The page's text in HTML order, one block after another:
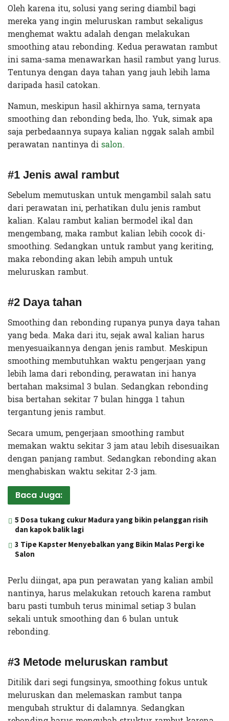
Oleh karena itu, solusi yang sering diambil bagi
mereka yang ingin meluruskan rambut sekaligus
menghemat waktu adalah dengan melakukan
smoothing atau rebonding. Kedua perawatan rambut
ini sama-sama menawarkan hasil rambut yang lurus.
Tentunya dengan daya tahan yang jauh lebih lama
daripada hasil catokan.
Namun, meskipun hasil akhirnya sama,ternyata
smoothing dan rebonding beda, lho. Yuk, simak apa
saja perbedaannya supaya kalian nggak salah ambil
perawatan nantinya disalon.
#1 Jenis awal rambut
Sebelum memutuskan untuk mengambil salah satu
dari perawatan ini, perhatikan dulu jenis rambut
kalian. Kalau rambut kalian bermodel ikal dan
mengembang, maka rambut kalian lebih cocok di-
smoothing. Sedangkan untuk rambut yang keriting,
maka rebonding akan lebih ampuh untuk
meluruskan rambut.
#2 Daya tahan
Smoothing dan rebonding rupanya punya daya tahan
yang beda. Maka dari itu, sejak awal kalian harus
menyesuaikannya dengan jenis rambut. Meskipun
smoothing membutuhkan waktu pengerjaan yang
lebih lama dari rebonding, perawatan ini hanya
bertahan maksimal 3 bulan. Sedangkan rebonding
bisa bertahan sekitar 7 bulan hingga 1 tahun
tergantung jenis rambut.
Secara umum, pengerjaan smoothing rambut
memakan waktu sekitar 3 jam atau lebih disesuaikan
dengan panjang rambut. Sedangkan rebonding akan
menghabiskan waktu sekitar 2-3 jam.
Baca Juga:
5 Dosa tukang cukur Madura yang bikin pelanggan risih
dan kapok balik lagi
3 Tipe Kapster Menyebalkan yang Bikin Malas Pergi ke
Salon
Perlu diingat, apa pun perawatan yang kalian ambil
nantinya, harus melakukan retouch karena rambut
baru pasti tumbuh terus minimal setiap 3 bulan
sekali untuk smoothing dan 6 bulan untuk
rebonding.
#3 Metode meluruskan rambut
Ditilik dari segi fungsinya, smoothing fokus untuk
meluruskan dan melemaskan rambut tanpa
mengubah struktur di dalamnya. Sedangkan